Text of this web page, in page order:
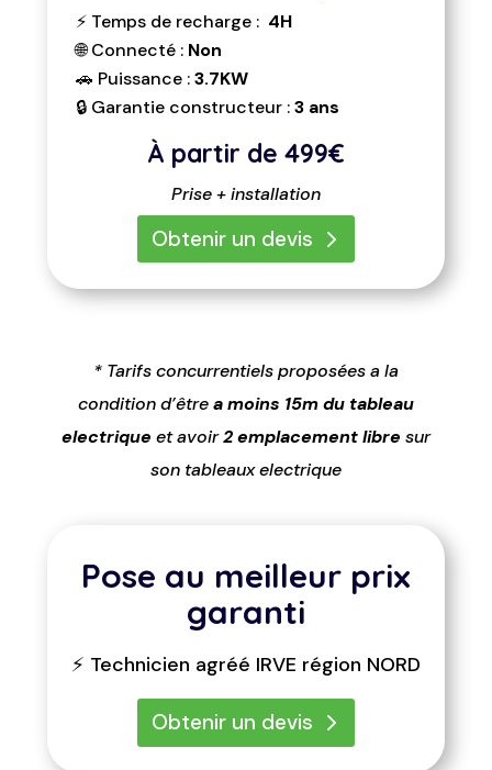
⚡ Temps de recharge : 4H
🌐 Connecté : Non
🚗 Puissance :3.7KW
🔒 Garantie constructeur :3 ans
À partir de 499€
Prise + installation
Obtenir un devis
* Tarifs concurrentiels proposées a la
condition d’êtrea moins 15m du tableau
electrique et avoir2 emplacement libre sur
son tableaux electrique
Pose au meilleur prix
garanti
⚡ Technicien agréé IRVE région NORD
Obtenir un devis